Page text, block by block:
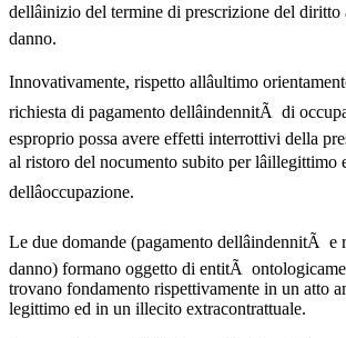
dellâinizio del termine di prescrizione del
danno.
Innovativamente, rispetto allâultimo
richiesta di pagamento dellâindennitÃ di
esproprio possa avere effetti interrottivi della
al ristoro del nocumento subito per
dellâoccupazione.
Le due domande (pagamento dellâindennitÃ e
danno) formano oggetto di entitÃ
trovano fondamento rispettivamente in un atto
legittimo ed in un illecito extracontrattuale.